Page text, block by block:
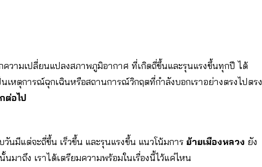
วามเปลี่ยนแปลงสภาพภูมิอากาศ ที่เกิดถี่ขึ้นและรุนแรงขึ้นทุกปี ได้
เหตุการณ์ฉุกเฉินหรือสถานการณ์วิกฤตที่กำลังบอกเราอย่างตรงไปตรง
ต่อไป
นมีแต่จะถี่ขึ้น เร็วขึ้น และรุนแรงขึ้น แนวโน้มการ ย้ายเมืองหลวง ยัง
มาถึง เราได้เตรียมความพร้อมในเรื่องนี้ไว้แค่ไหน